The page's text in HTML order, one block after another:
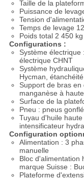
Taille de la
Puissance de
Tension
Temps de levage
Poids total 2 450 kg
Configurations :
Système électrique
électrique CHNT
Système
Hycman, étanchéité
Support de bras
manganèse à
Surface de la
Pneu : pneus
Tuyau d'huile
intensificateur
Configuration
Alimentation : 3
manuelle
Bloc d'alimentation
marque Suisse :
Plateforme